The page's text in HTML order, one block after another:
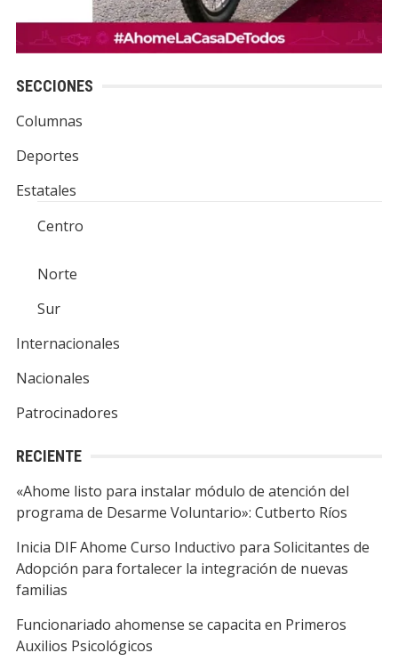
SECCIONES
Columnas
Deportes
Estatales
Centro
Norte
Sur
Internacionales
Nacionales
Patrocinadores
RECIENTE
«Ahome listo para instalar módulo de atención del
programa de Desarme Voluntario»: Cutberto Ríos
Inicia DIF Ahome Curso Inductivo para Solicitantes de
Adopción para fortalecer la integración de nuevas
familias
Funcionariado ahomense se capacita en Primeros
Auxilios Psicológicos